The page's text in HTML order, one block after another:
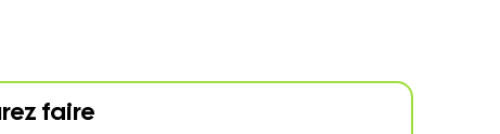
faire